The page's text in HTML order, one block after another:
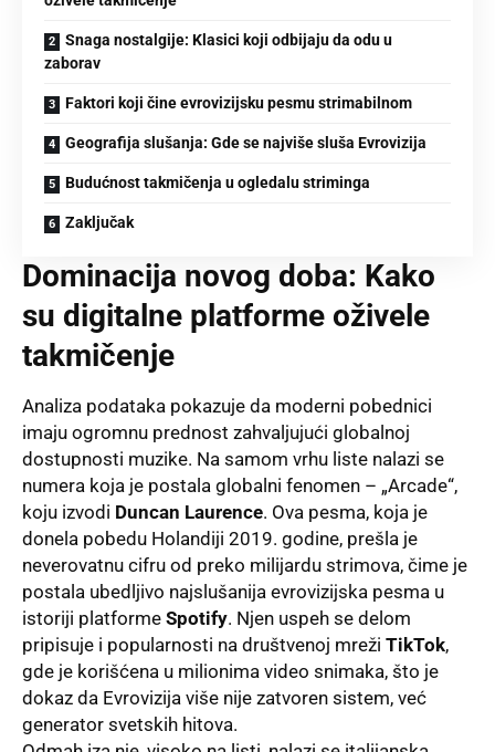
Snaga nostalgije: Klasici koji odbijaju da odu u
zaborav
Faktori koji čine evrovizijsku pesmu strimabilnom
Geografija slušanja: Gde se najviše sluša Evrovizija
Budućnost takmičenja u ogledalu striminga
Zaključak
Dominacija novog doba: Kako
su digitalne platforme oživele
takmičenje
Analiza podataka pokazuje da moderni pobednici
imaju ogromnu prednost zahvaljujući globalnoj
dostupnosti muzike. Na samom vrhu liste nalazi se
numera koja je postala globalni fenomen – „Arcade“,
koju izvodi Duncan Laurence. Ova pesma, koja je
donela pobedu Holandiji 2019. godine, prešla je
neverovatnu cifru od preko milijardu strimova, čime je
postala ubedljivo najslušanija evrovizijska pesma u
istoriji platforme Spotify. Njen uspeh se delom
pripisuje i popularnosti na društvenoj mreži TikTok,
gde je korišćena u milionima video snimaka, što je
dokaz da Evrovizija više nije zatvoren sistem, već
generator svetskih hitova.